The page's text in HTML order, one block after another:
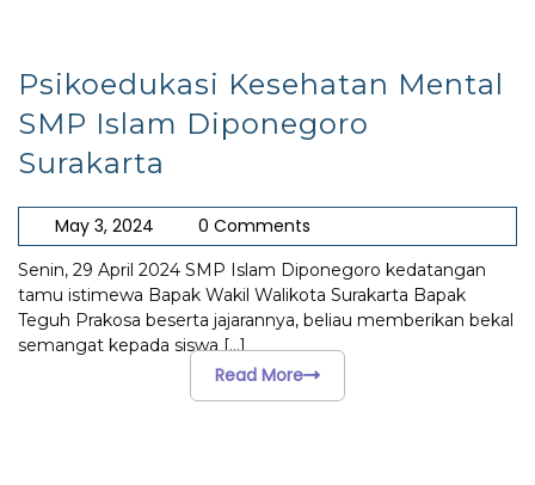
Psikoedukasi Kesehatan Mental
SMP Islam Diponegoro
Surakarta
May 3, 2024 0 Comments
Senin, 29 April 2024 SMP Islam Diponegoro kedatangan
tamu istimewa Bapak Wakil Walikota Surakarta Bapak
Teguh Prakosa beserta jajarannya, beliau memberikan bekal
semangat kepada siswa[...]
Read More